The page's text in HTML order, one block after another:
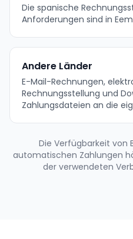
Die spanische
Anforderungen sind in
Andere Länder
E-Mail-Rechnungen,
Rechnungsstellung und
Zahlungsdateien an die
Die Verfügbarkeit von
automatischen Zahlungen
der verwendeten